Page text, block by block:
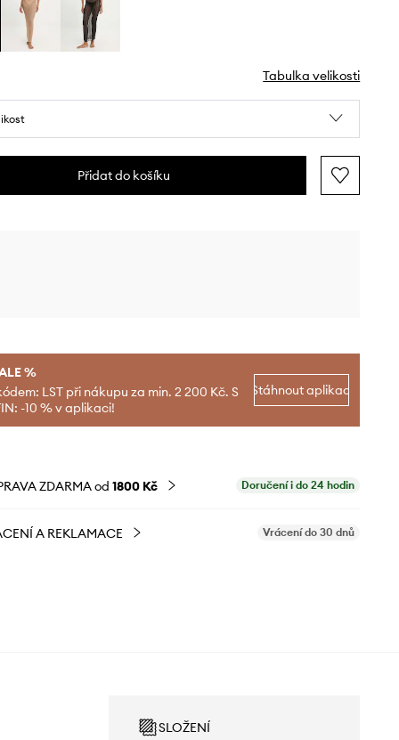
Tabulka velikosti
Přidat do košíku
%
LST při nákupu za min. 2 200 Kč. S
-10 % v aplikaci!
Stáhnout aplikaci
ZDARMA od 1800 Kč Doručení i do 24 hodin
A REKLAMACE Vrácení do 30 dnů
SLOŽENÍ